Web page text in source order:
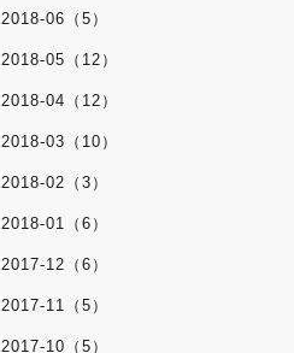
2018-06（5）
2018-05（12）
2018-04（12）
2018-03（10）
2018-02（3）
2018-01（6）
2017-12（6）
2017-11（5）
2017-10（5）